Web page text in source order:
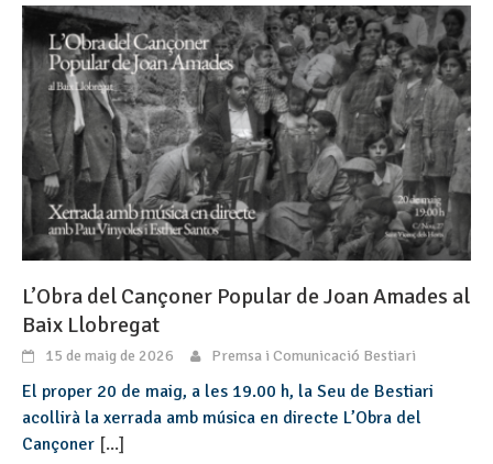
L’Obra del Cançoner Popular de Joan Amades al
Baix Llobregat
15 de maig de 2026 Premsa i Comunicació Bestiari
El proper 20 de maig, a les 19.00 h, la Seu de Bestiari
acollirà la xerrada amb música en directe L’Obra del
Cançoner [...]